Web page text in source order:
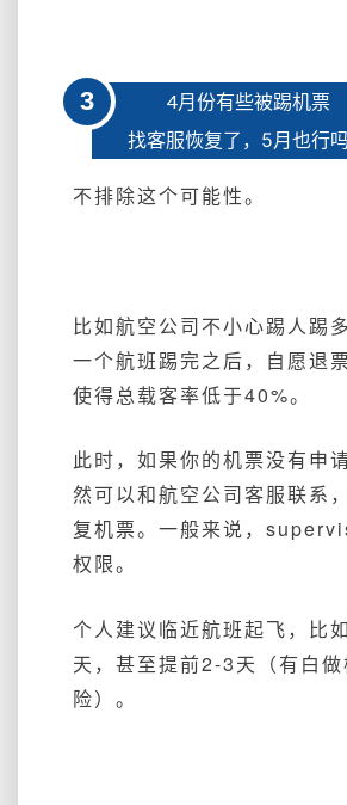
3
4月份有些被踢机票
找客服恢复了， 5月也行吗
不排除这个可能性。
比如航空公司不小心踢人踢
一个航班踢完之后，自愿退
使得总载客率低于40%。
此时，如果你的机票没有申
然可以和航空公司客服联系
复机票。一般来说，
权限。
个人建议临近航班起飞，比
天，甚至提前2-3天（有白
险）。